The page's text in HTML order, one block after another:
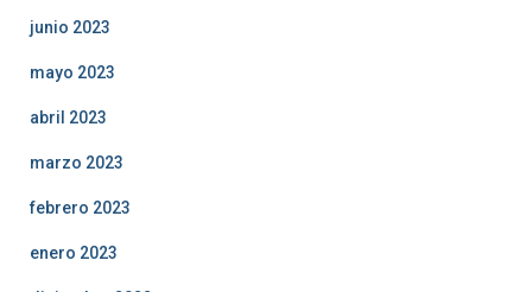
junio 2023
mayo 2023
abril 2023
marzo 2023
febrero 2023
enero 2023